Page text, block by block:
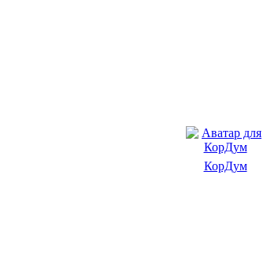
КорДум